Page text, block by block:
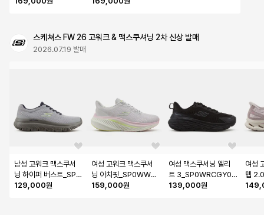
스케쳐스 FW 26 고워크 & 맥스쿠셔닝 2차 신상 발매
2026.07.19 발매
남성 고워크 맥스쿠셔
닝 하이퍼 버스트_SP0
MWCGY102
129,000원
여성 고워크 맥스쿠셔
닝 아치핏_SP0WWC
GY072
159,000원
여성 맥스쿠셔닝 엘리
트 3_SP0WRCGY01
1139,000원
여성
텝
스